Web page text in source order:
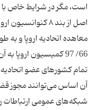
است، مگر در شرایط خاص
تمام کشورهای عضو
آن اساس می‌توانند مجوز
شبکه‌های عمومی ارتباطات